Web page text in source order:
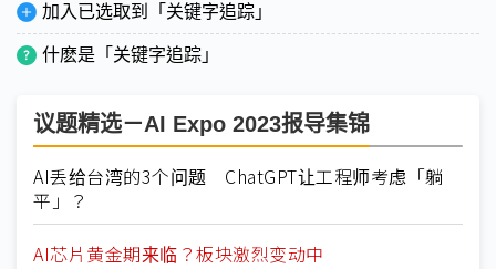
加入已选取到「关键字追踪」
什麽是「关键字追踪」
议题精选－AI Expo 2023报导集锦
AI丢给台湾的3个问题 ChatGPT让工程师考虑「躺
平」？
AI芯片黄金期来临？板块激烈变动中